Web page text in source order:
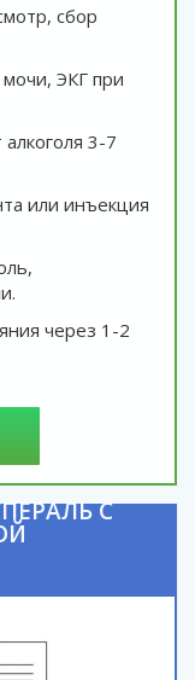
сбор
ЭКГ при
3-7
или инъекция
через 1-2
С